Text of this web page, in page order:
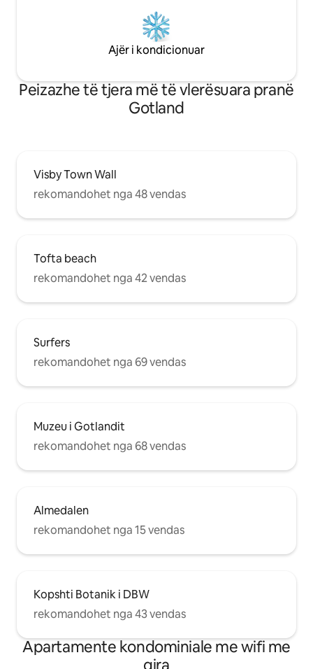
Ajër i kondicionuar
Peizazhe të tjera më të vlerësuara pranë
Gotland
Visby Town Wall
rekomandohet nga 48 vendas
Tofta beach
rekomandohet nga 42 vendas
Surfers
rekomandohet nga 69 vendas
Muzeu i Gotlandit
rekomandohet nga 68 vendas
Almedalen
rekomandohet nga 15 vendas
Kopshti Botanik i DBW
rekomandohet nga 43 vendas
Apartamente kondominiale me wifi me